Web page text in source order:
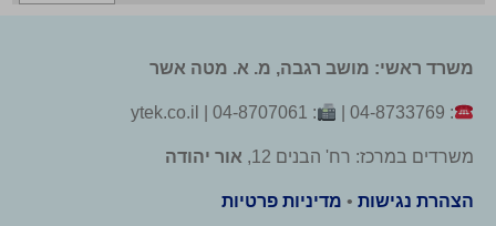
משרד ראשי: מושב רגבה, מ. א. מטה אשר
: 04-8733769 |
: 04-8707061 | ytek.co.il
משרדים במרכז: רח' הבנים 12, אור יהודה
הצהרת נגישות • מדיניות פרטיות